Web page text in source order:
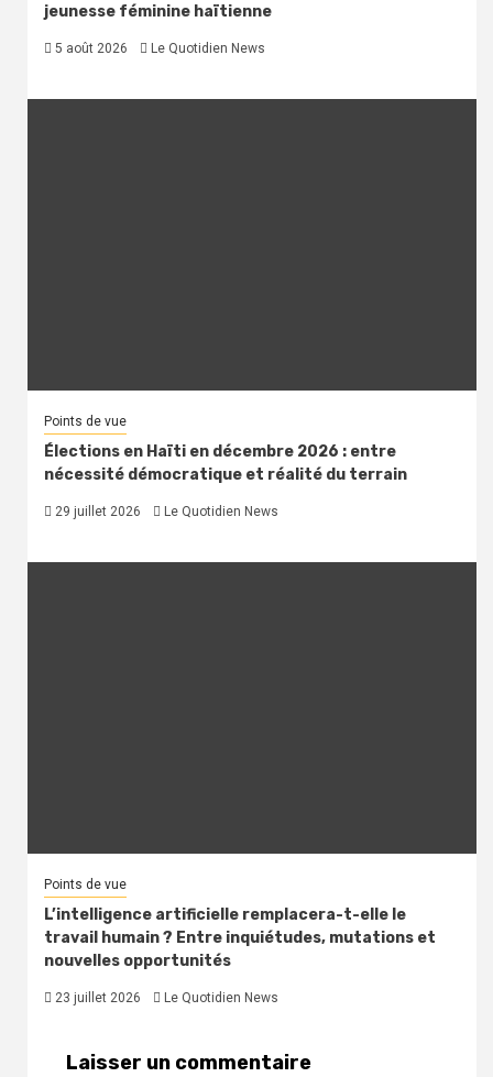
jeunesse féminine haïtienne
5 août 2026 Le Quotidien News
Points de vue
Élections en Haïti en décembre 2026 : entre
nécessité démocratique et réalité du terrain
29 juillet 2026 Le Quotidien News
Points de vue
L’intelligence artificielle remplacera-t-elle le
travail humain ? Entre inquiétudes, mutations et
nouvelles opportunités
23 juillet 2026 Le Quotidien News
Laisser un commentaire